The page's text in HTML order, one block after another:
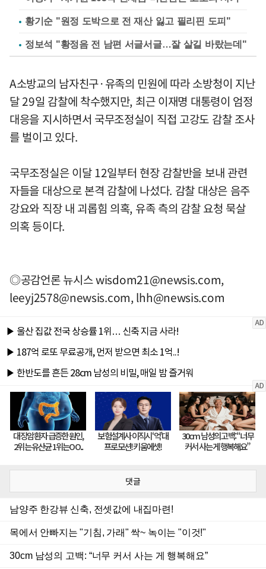
황기순 "원정 도박으로 전 재산 잃고 필리핀 도피"
정보석 "황정음 전 남편 서글서글…잘 살길 바랐는데"
A소방교의 남자친구·유족의 민원에 따라 소방청이 지난
달 29일 감찰에 착수했지만, 최근 이재명 대통령이 엄정
대응을 지시하면서 국무조정실이 직접 고강도 감찰 조사
를 벌이고 있다.
국무조정실은 이달 12일부터 현장 감찰반을 보내 관련
자들을 대상으로 본격 감찰에 나섰다. 감찰 대상은 음주
강요와 직장 내 괴롭힘 의혹, 유족 측의 감찰 요청 묵살
의혹 등이다.
◎공감언론 뉴시스wisdom21@newsis.com,
leeyj2578@newsis.com,lhh@newsis.com
댓글